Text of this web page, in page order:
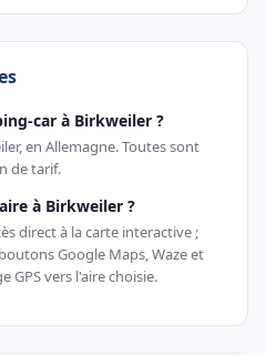
car à Birkweiler ?
en Allemagne. Toutes sont
de tarif.
à Birkweiler ?
direct à la carte interactive ;
Google Maps, Waze et
GPS vers l'aire choisie.